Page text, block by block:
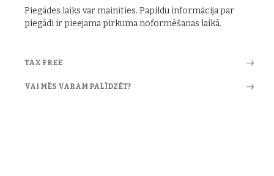
Piegādes laiks var mainīties. Papildu informācija par
piegādi ir pieejama pirkuma noformēšanas laikā.
TAX FREE
VAI MĒS VARAM PALĪDZĒT?